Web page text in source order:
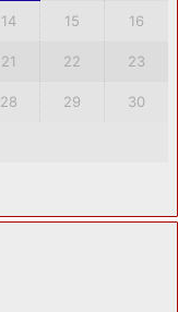
14 15 16
21 22 23
28 29 30